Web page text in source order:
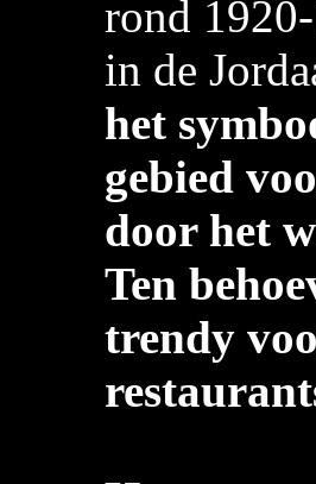
rond
in de
het
gebied
door het
Ten
trendy